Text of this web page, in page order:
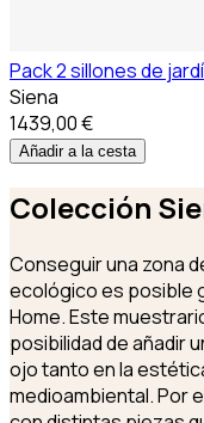
Pack 2 sillones de
Siena
1439,00 €
Añadir a la cesta
Colección
Conseguir una zona
ecológico es posible
Home. Este
posibilidad de añadir
ojo tanto en la
medioambiental. Por